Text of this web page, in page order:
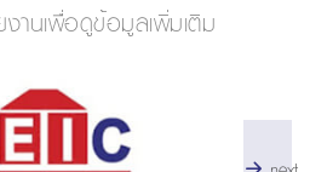
านเพื่อดูข้อมูลเพิ่มเติม